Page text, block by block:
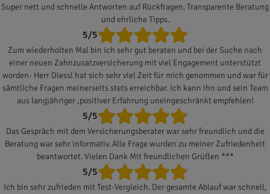
Super nett und schnelle Antworten auf Rückfragen. Transparente Beratung
und ehrliche Tipps.
5/5
Zum wiederholten Mal bin ich sehr gut beraten und bei der Suche nach
einer neuen Zahnzusatzversicherung mit viel Engagement unterstützt
worden- Herr Diessl hat sich sehr viel Zeit für mich genommen und war für
sämtliche Fragen meinerseits stets erreichbar. Ich kann ihn und sein Team
aus langjähriger ,positiver Erfahrung uneingeschränkt empfehlen!
5/5
Das Gespräch mit dem Versicherungsberater war sehr freundlich und die
Beratung war sehr informativ. Alle Frage wurden zu meiner Zufriedenheit
beantwortet. Vielen Dank Mit freundlichen Grüßen ***
5/5
Ich bin sehr zufrieden mit Test-Vergleich. Der gesamte Ablauf war schnell,